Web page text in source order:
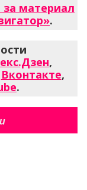
материал
.
,
Вконтакте,
.